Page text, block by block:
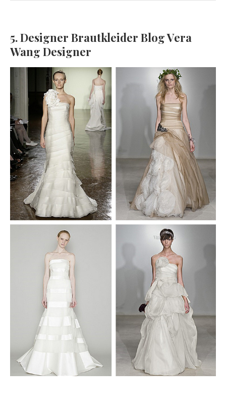
5. Designer Brautkleider Blog Vera
Wang Designer